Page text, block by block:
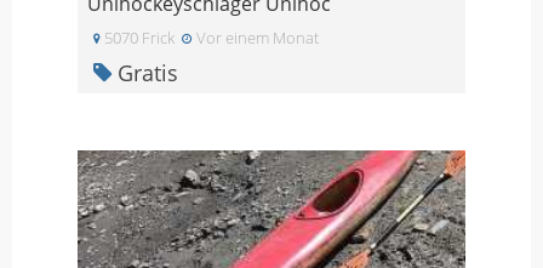
5070 Frick Vor einem Monat
Gratis